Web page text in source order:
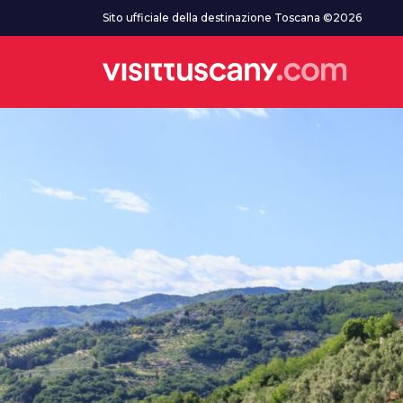
Vai al contenuto principaleSito ufficiale della destinazione Toscana ©2026